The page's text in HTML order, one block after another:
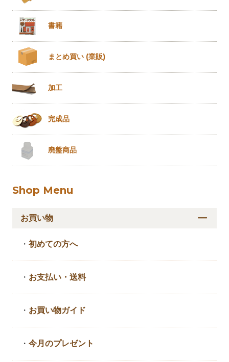
書籍
まとめ買い (業販)
加工
完成品
廃盤商品
Shop Menu
お買い物
・初めての方へ
・ お支払い・送料
・ お買い物ガイド
・今月のプレゼント